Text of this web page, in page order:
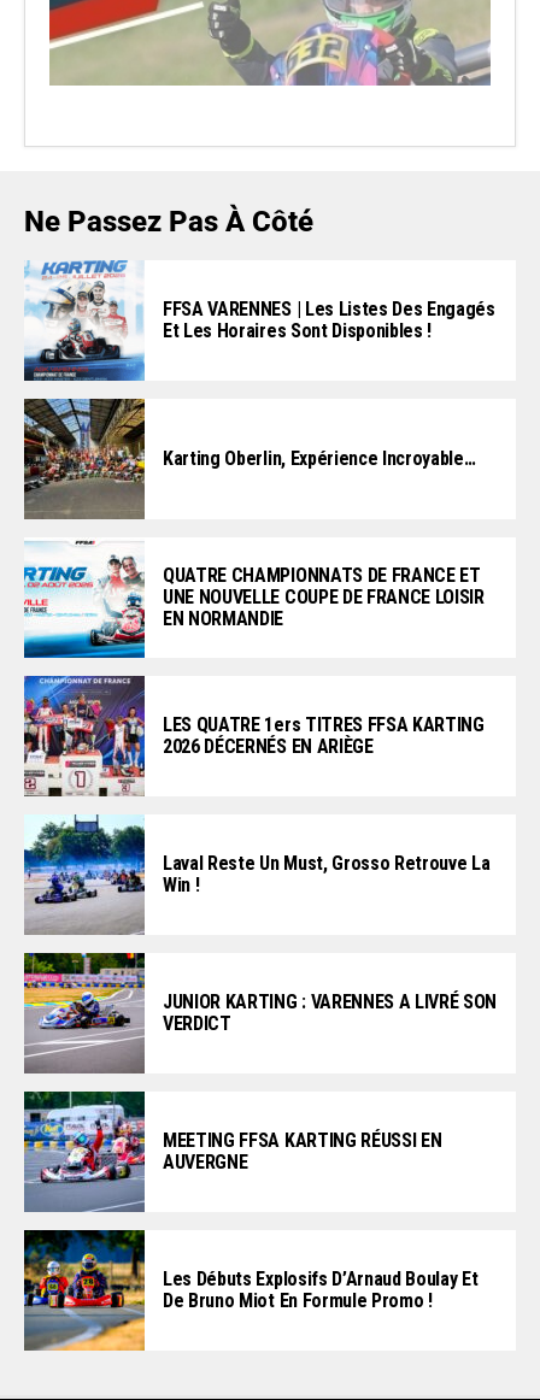
Ne Passez Pas À Côté
FFSA VARENNES | Les Listes Des Engagés
Et Les Horaires Sont Disponibles !
Karting Oberlin, Expérience Incroyable…
QUATRE CHAMPIONNATS DE FRANCE ET
UNE NOUVELLE COUPE DE FRANCE LOISIR
EN NORMANDIE
LES QUATRE 1ers TITRES FFSA KARTING
2026 DÉCERNÉS EN ARIÈGE
Laval Reste Un Must, Grosso Retrouve La
Win !
JUNIOR KARTING : VARENNES A LIVRÉ SON
VERDICT
MEETING FFSA KARTING RÉUSSI EN
AUVERGNE
Les Débuts Explosifs D’Arnaud Boulay Et
De Bruno Miot En Formule Promo !